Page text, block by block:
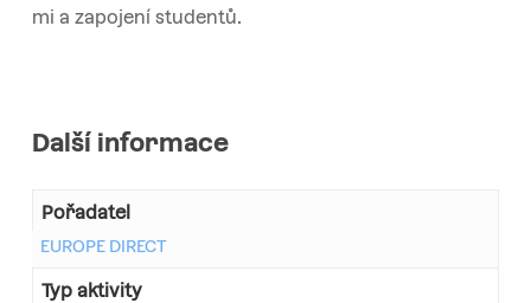
mi a zapojení studentů.
Další informace
Pořadatel
EUROPE DIRECT
Typ aktivity